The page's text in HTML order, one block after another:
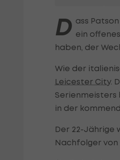
D ass
ein
haben, der
Wie der
Leicester City.
Serienmeisters
in der
Der 22-Jährige
Nachfolger von